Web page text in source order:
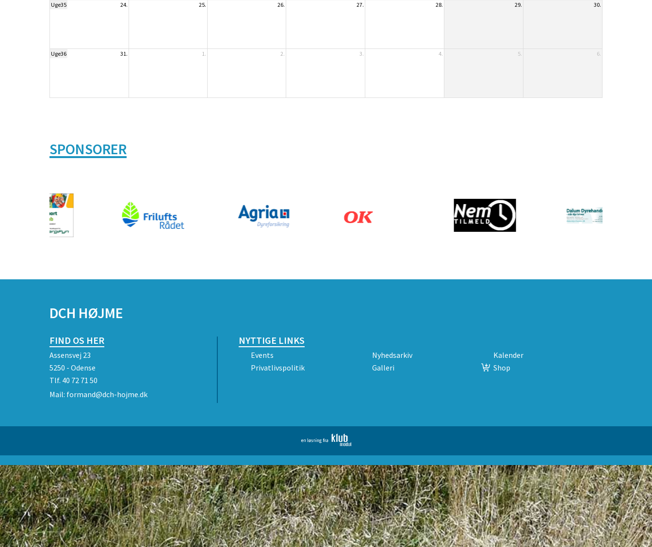
Uge35 24. 25. 26. 27. 28. 29. 30.
Uge36 31. 1. 2. 3. 4. 5. 6.
SPONSORER
DCH HØJME
FIND OS HER
Assensvej 23
5250 - Odense
Tlf. 40 72 71 50
Mail: formand@dch-hojme.dk
NYTTIGE LINKS
Events Nyhedsarkiv
Kalender
Privatlivspolitik
Galleri Shop